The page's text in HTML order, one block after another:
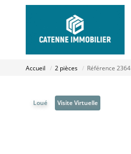
Accueil 2 pièces Référence 2364
Loué Visite Virtuelle